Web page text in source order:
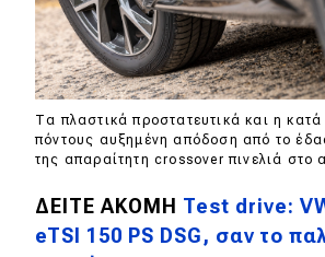
Τα πλαστικά προστατευτικά και η κατά
πόντους αυξημένη απόδοση από το
της απαραίτητη crossover πινελιά στο
ΔΕΙΤΕ ΑΚΟΜΗ Test drive:
eTSI 150 PS DSG, σαν το